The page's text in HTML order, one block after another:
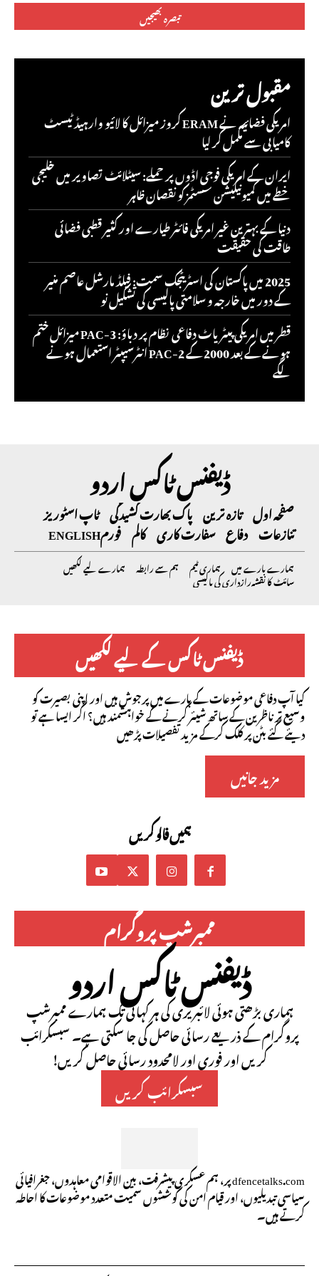
مقبول ترین
امریکی فضائیہ نے ERAM کروز میزائل کا لائیو وارہیڈ ٹیسٹ
کامیابی سے مکمل کر لیا
ایران کے امریکی فوجی اڈوں پر حملے: سیٹلائٹ تصاویر میں خلیجی
خطے میں کمیونیکیشن سسٹمز کو نقصان ظاہر
دنیا کے بہترین غیر امریکی فائٹر طیارے اور کثیر قطبی فضائی
طاقت کی حقیقت
2025 میں پاکستان کی اسٹریٹجک سمت: فیلڈ مارشل عاصم منیر
کے دور میں خارجہ و سلامتی پالیسی کی تشکیل نو
قطر میں امریکی پیٹریاٹ دفاعی نظام پر دباؤ: PAC-3 میزائل ختم
ہونے کے بعد 2000 کے PAC-2 انٹرسیپٹر استعمال ہونے
لگے
ڈیفنس ٹاکس اردو
صفحہ اول تازہ ترین پاک بھارت کشیدگی ٹاپ اسٹوریز
تنازعات دفاع سفارت کاری کالم فورمENGLISH
ہمارے بارے میں ہماری ٹیم ہم سے رابطہ ہمارے لیے لکھیں
سائٹ کا نقشہرازداری کی پالیسی
ڈیفنس ٹاکس کے لیے لکھیں
کیا آپ دفاعی موضوعات کے بارے میں پرجوش ہیں اور اپنی بصیرت کو
وسیع تر ناظرین کے ساتھ شیئر کرنے کے خواہشمند ہیں؟ اگر ایسا ہے تو
دیئے گئے بٹن پر کلک کرکے مزید تفصیلات پڑھیں
مزید جانیں
ہمیں فالو کریں
ممبرشپ پروگرام
ڈیفنس ٹاکس اردو
ہماری بڑھتی ہوئی لائبریری کی ہر کہانی تک ہمارے ممبرشپ
پروگرام کے ذریعے رسائی حاصل کی جا سکتی ہے۔ سبسکرائب
کریں اور فوری اور لامحدود رسائی حاصل کریں!
سبسکرائب کریں
dfencetalks.com پر، ہم عسکری پیشرفت، بین الاقوامی معاہدوں، جغرافیائی
سیاسی تبدیلیوں، اور قیام امن کی کوششوں سمیت متعدد موضوعات کا احاطہ
کرتے ہیں۔